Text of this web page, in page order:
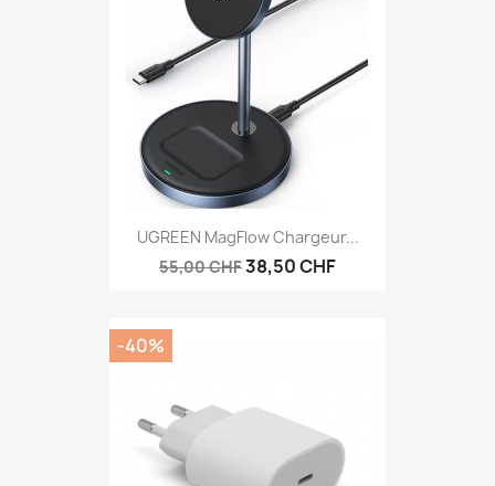
UGREEN MagFlow Chargeur...
55,00 CHF38,50 CHF
-40%